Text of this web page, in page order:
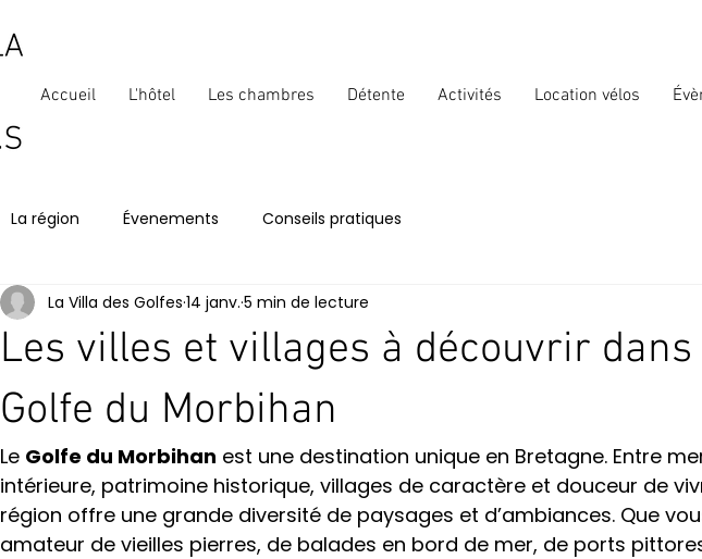
Accueil L'hôtel Les chambres Détente Activités Location vélos
La région Évenements Conseils pratiques
Les villes et villages à découvrir dans
Golfe du Morbihan
La Villa des Golfes 14 janv. 5 min de lecture
Le Golfe du Morbihan est une destination unique en Bretagne. Entre
intérieure, patrimoine historique, villages de caractère et douceur de
région offre une grande diversité de paysages et d’ambiances. Que
amateur de vieilles pierres, de balades en bord de mer, de ports